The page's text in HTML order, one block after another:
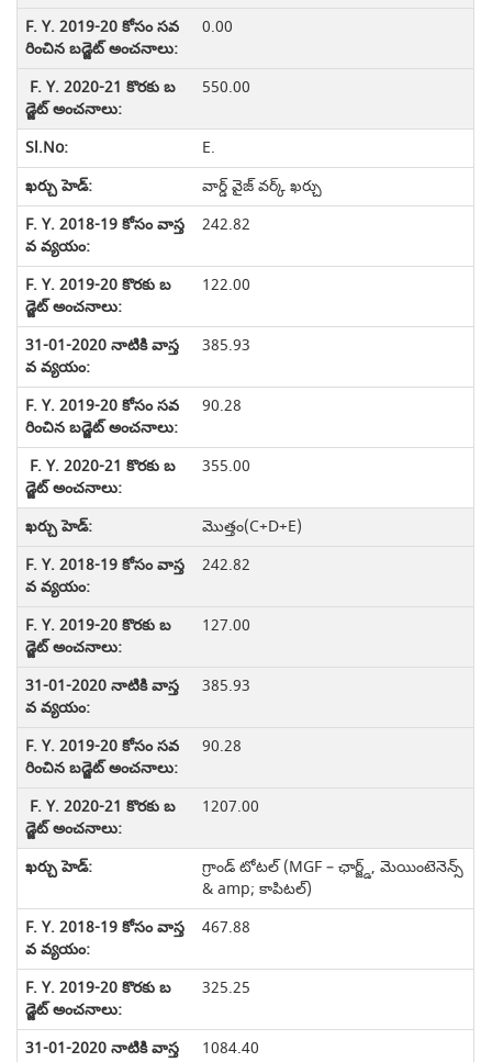
0.00
550.00
E.
వార్డ్ వైజ్ వర్క్ ఖర్చు
242.82
122.00
385.93
90.28
355.00
మొత్తం(C+D+E)
242.82
127.00
385.93
90.28
1207.00
గ్రాండ్ టోటల్ (MGF – ఛార్జ్డ్, మెయింటెనెన్స్
& amp; కాపిటల్)
467.88
325.25
1084.40